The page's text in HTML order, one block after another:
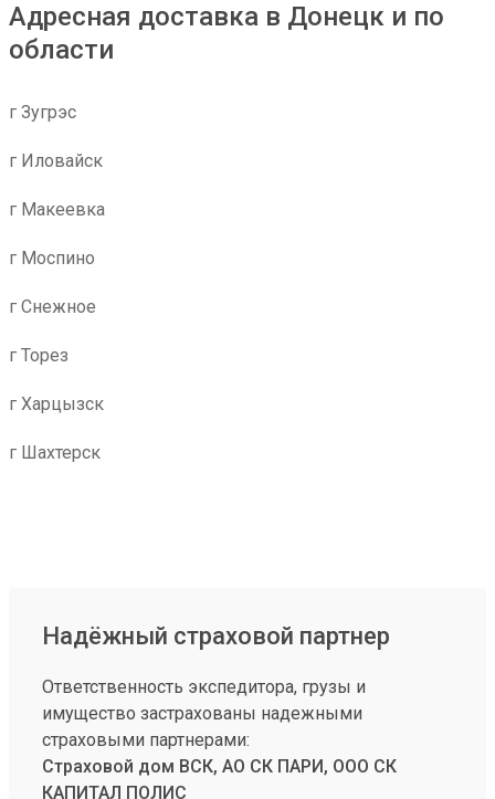
Адресная доставка в Донецк и по
области
г Зугрэс
г Иловайск
г Макеевка
г Моспино
г Снежное
г Торез
г Харцызск
г Шахтерск
Надёжный страховой партнер
Ответственность экспедитора, грузы и
имущество застрахованы надежными
страховыми партнерами:
Страховой дом ВСК, АО СК ПАРИ, ООО СК
КАПИТАЛ ПОЛИС